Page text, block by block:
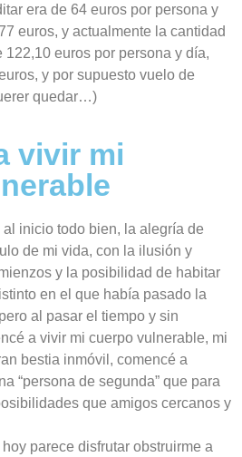
era de 64 euros por persona y
euros, y actualmente la cantidad
122,10 euros por persona y día,
y por supuesto vuelo de
quedar…)
vivir mi
al inicio todo bien, la alegría de
de mi vida, con la ilusión y
y la posibilidad de habitar
en el que había pasado la
al pasar el tiempo y sin
a vivir mi cuerpo vulnerable, mi
bestia inmóvil, comencé a
“persona de segunda” que para
que amigos cercanos y
parece disfrutar obstruirme a